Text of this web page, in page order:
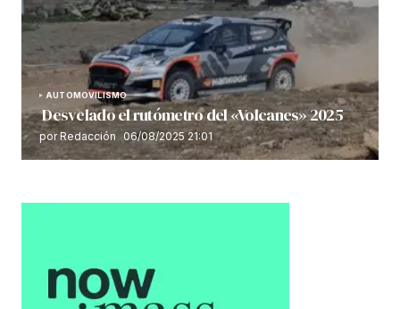
AUTOMOVILISMO
Desvelado el rutómetro del «Volcanes» 2025
por Redacción 06/08/2025 21:01